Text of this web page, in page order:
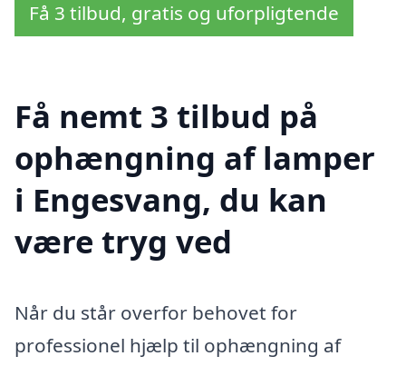
Få 3 tilbud, gratis og uforpligtende
Få nemt 3 tilbud på
ophængning af lamper
i Engesvang, du kan
være tryg ved
Når du står overfor behovet for
professionel hjælp til ophængning af